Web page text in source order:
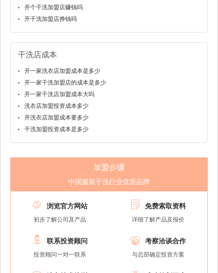
开个干洗加盟店赚钱吗
开干洗加盟店挣钱吗
干洗店成本
开一家洗衣店加盟成本是多少
开一家干洗加盟店的成本是多少
开一家干洗店加盟成本大吗
洗衣店加盟投资成本多少
开洗衣店加盟成本要多少
干洗加盟投资成本是多少
加盟步骤
中国服装干洗行业优质品牌
 浏览官方网站
初步了解公司及产品
 免费索取资料
详细了解产品及报价
 联系投资顾问
投资顾问一对一联系
 考察洽谈合作
与总部确定投资方案